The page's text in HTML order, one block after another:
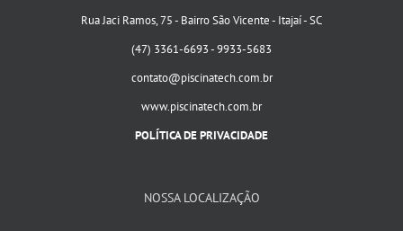
Rua Jaci Ramos, 75 - Bairro São Vicente - Itajaí - SC
(47) 3361-6693 - 9933-5683
contato@piscinatech.com.br
www.piscinatech.com.br
POLÍTICA DE PRIVACIDADE
NOSSA LOCALIZAÇÃO